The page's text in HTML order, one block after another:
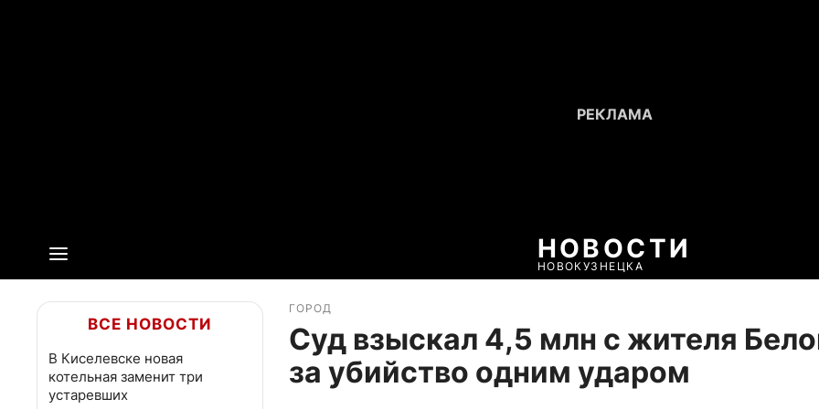
НОВОСТИ
НОВОКУЗНЕЦКА
ВСЕ НОВОСТИ
В Киселевске новая
котельная заменит три
устаревших
ГОРОД
Суд взыскал 4,5 млн с жителя
за убийство одним ударом